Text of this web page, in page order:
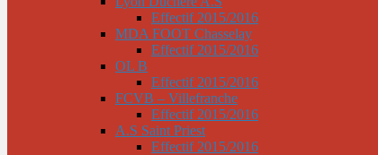
Effectif 2015/2016
MDA FOOT Chasselay
Effectif 2015/2016
OL B
Effectif 2015/2016
FCVB – Villefranche
Effectif 2015/2016
A.S Saint Priest
Effectif 2015/2016